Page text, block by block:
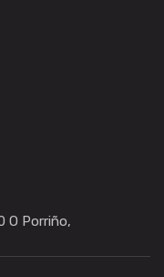
O Porriño,